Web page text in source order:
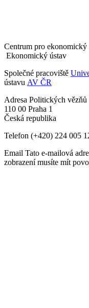
Centrum pro
Ekonomický ústav
Společné pracoviště
ústavu AV ČR
Adresa Politických vězňů
110 00 Praha 1
Česká republika
Telefon (+420) 224 005
Email Tato e-mailová
zobrazení musíte mít